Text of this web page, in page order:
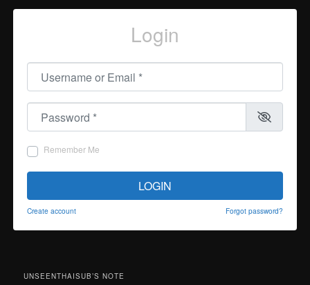
Login
Username or Email
Password
Remember Me
LOGIN
Create account Forgot password?
UNSEENTHAISUB’S NOTE